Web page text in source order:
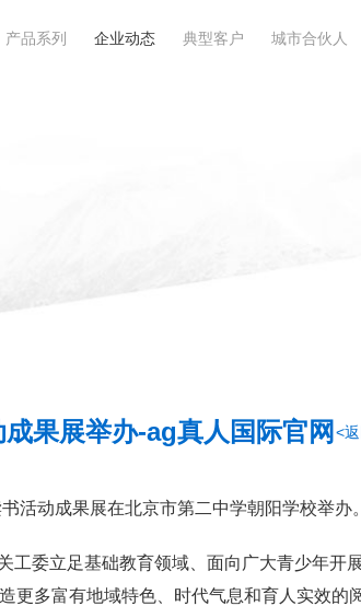
产品系列 企业动态 典型客户 城市合伙人
果展举办-ag真人国际官网 <
活动成果展在北京市第二中学朝阳学校举办。
工委立足基础教育领域、面向广大青少年开
更多富有地域特色、时代气息和育人实效的